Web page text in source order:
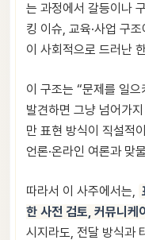
는 과정에서 갈등이나
킹 이슈, 교육·사업 구
이 사회적으로 드러난
이 구조는 “문제를 일
발견하면 그냥 넘어가
만 표현 방식이 직설적
언론·온라인 여론과 맞
따라서 이 사주에서는,
한 사전 검토, 커뮤니케
시지라도, 전달 방식과